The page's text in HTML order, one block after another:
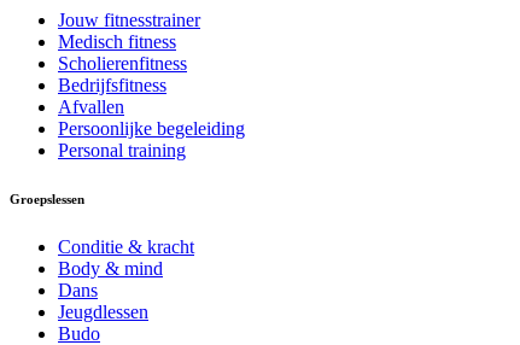
Jouw fitnesstrainer
Medisch fitness
Scholierenfitness
Bedrijfsfitness
Afvallen
Persoonlijke begeleiding
Personal training
Groepslessen
Conditie & kracht
Body & mind
Dans
Jeugdlessen
Budo